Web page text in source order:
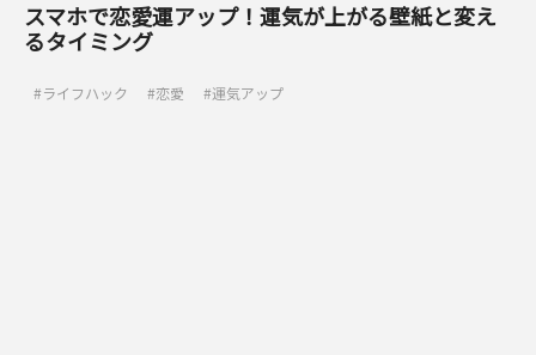
スマホで恋愛運アップ！運気が上がる壁紙と変え
るタイミング
ライフハック 恋愛 運気アップ